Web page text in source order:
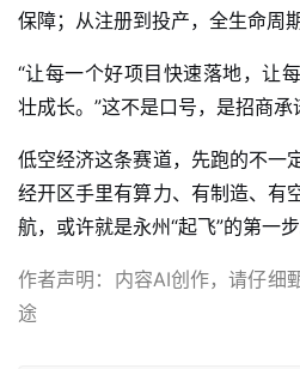
保障；从注册到投产，全生命周期
“让每一个好项目快速落地，让
壮成长。”这不是口号，是招商承
低空经济这条赛道，先跑的不一
经开区手里有算力、有制造、有
航，或许就是永州“起飞”的第一步
作者声明：内容AI创作，请仔细
途